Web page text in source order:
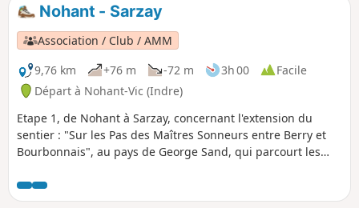
Nohant - Sarzay
Association / Club / AMM
9,76 km
+76 m -72 m 3h 00
Facile
Départ à Nohant-Vic (Indre)
Etape 1, de Nohant à Sarzay, concernant l'extension du
sentier : "Sur les Pas des Maîtres Sonneurs entre Berry et
Bourbonnais", au pays de George Sand, qui parcourt les
Maitres Sonneurs, mais également les deux romans "La
Mare au Diable" et "le Moulin d'Angibault".